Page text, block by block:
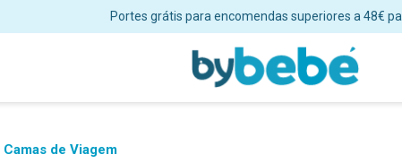
Portes grátis para encomendas superiores a 48€
Camas de Viagem